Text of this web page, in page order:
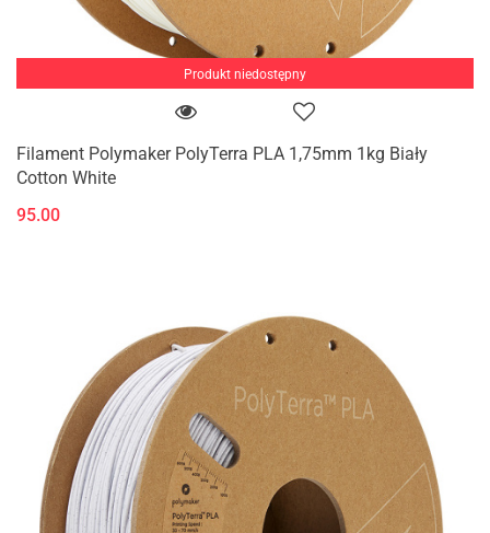
Produkt niedostępny
Filament Polymaker PolyTerra PLA 1,75mm 1kg Biały
Cotton White
95.00